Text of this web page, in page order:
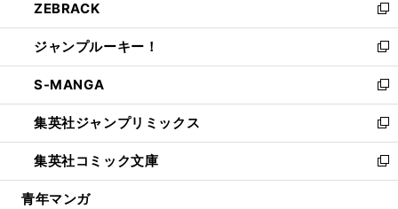
く
で
開
く
ド
ウ
で
開
く
ィ
ン
ド
ウ
で
開
く
い
ウ
ィ
ン
ド
ウ
で
開
く
ZEBRACK
新
し
い
ウ
ィ
ン
ド
ウ
で
開
ジャンプルーキー！
新
し
い
ウ
ィ
ン
ド
ウ
S-MANGA
新
し
い
ウ
ィ
ン
集英社ジャンプリミックス
新
し
い
ウ
集英社コミック文庫
新
し
青年マンガ